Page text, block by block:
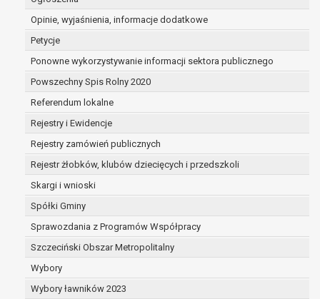
Opinie, wyjaśnienia, informacje dodatkowe
Petycje
Ponowne wykorzystywanie informacji sektora publicznego
Powszechny Spis Rolny 2020
Referendum lokalne
Rejestry i Ewidencje
Rejestry zamówień publicznych
Rejestr żłobków, klubów dziecięcych i przedszkoli
Skargi i wnioski
Spółki Gminy
Sprawozdania z Programów Współpracy
Szczeciński Obszar Metropolitalny
Wybory
Wybory ławników 2023
wobec podstawy sprzeciwu;
prawo do przenoszenia danych na podstawie art. 20
przetwarzanie danych odbywa się na
zawartej z osobą, której dane dotyczą lub na
wyrażonej przez tą osobę,
prawo sprzeciwu wobec przetwarzania danych na
RODO, wobec przetwarzania danych osobowych,
prawną jest:
niezbędność przetwarzania do wykonania
sprawowania władzy publicznej
niezbędność przetwarzania do celów
uzasadnionych interesów realizowanych
lub przez stronę trzecią.
wniesienia sprzeciwu, administrator nie może już